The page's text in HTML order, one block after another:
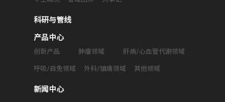
科研与管线
产品中心
创新产品 肿瘤领域 肝病/心血管代谢领域
呼吸/自免领域 外科/镇痛领域 其他领域
新闻中心